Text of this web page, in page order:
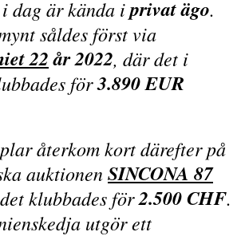
dag är kända iprivat ägo.
såldes först via
22år 2022, där det i
för3.890 EUR
återkom kort därefter på
auktionenSINCONA 87
klubbades för2.500 CHF.
utgör ett